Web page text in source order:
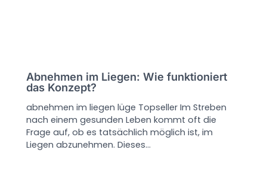
Abnehmen im Liegen: Wie funktioniert
das Konzept?
abnehmen im liegen lüge Topseller Im Streben
nach einem gesunden Leben kommt oft die
Frage auf, ob es tatsächlich möglich ist, im
Liegen abzunehmen. Dieses…